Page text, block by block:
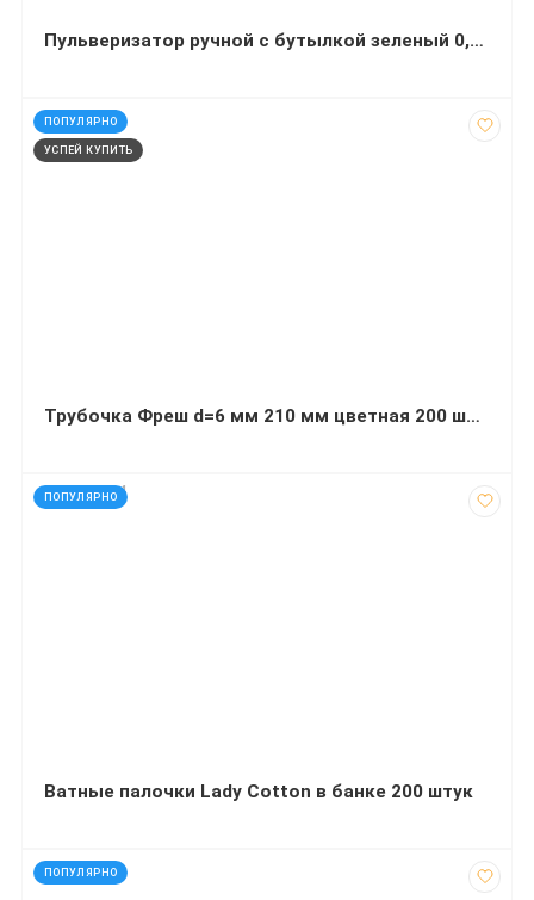
Пульверизатор ручной с бутылкой зеленый 0,6 л
ПОПУЛЯРНО
УСПЕЙ КУПИТЬ
код: 30694
Трубочка Фреш d=6 мм 210 мм цветная 200 штук
ПОПУЛЯРНО
код: 607604
Ватные палочки Lady Cotton в банке 200 штук
ПОПУЛЯРНО
код: 14030